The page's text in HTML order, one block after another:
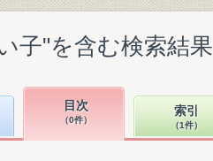
子"を含む検索結果
目次
（0件）
索引
（1件）